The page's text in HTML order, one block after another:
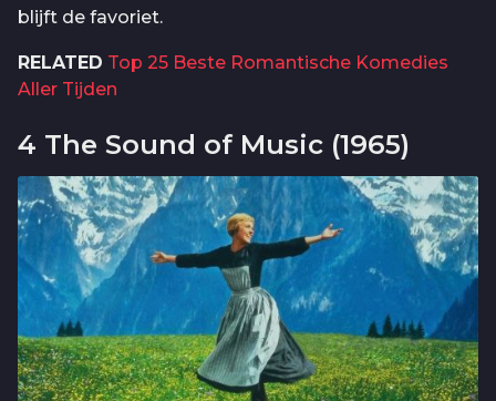
blijft de favoriet.
RELATED Top 25 Beste Romantische Komedies
Aller Tijden
4 The Sound of Music (1965)